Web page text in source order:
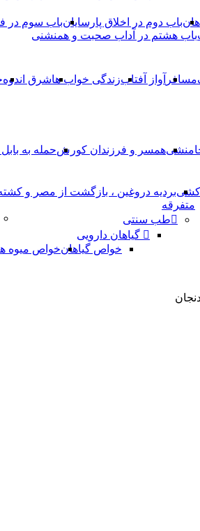
باب دوم در اخلاق پارسایانباب سوم در
باب هشتم در آداب صحبت و همنشنى
مسافر آواز آفتابزندگی خواب هاشرق اندوه
همسر و فرزندان کورشحمله به
کشیبردیه دروغین ، بازگشت از مصر و
متفرقه
طب سنتی
گیاهان دارویی
خواص گیاهانخواص میوه